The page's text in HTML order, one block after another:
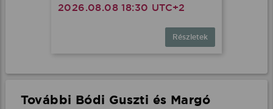
2026.08.08 18:30 UTC+2
Részletek
További Bódi Guszti és Margó